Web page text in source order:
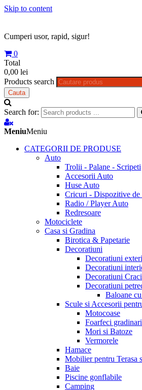
Skip to content
Cumperi usor, rapid, sigur!
0
Total
0,00 lei
Products search
Cauta
Search for:
MeniuMeniu
CATEGORII DE PRODUSE
Auto
Trolii - Palane - Scripeti
Accesorii Auto
Huse Auto
Cricuri - Dispozitive de
Radio / Player Auto
Redresoare
Motociclete
Casa si Gradina
Birotica & Papetarie
Decoratiuni
Decoratiuni
Decoratiuni
Decoratiuni
Decoratiuni
Baloane
Scule si Accesorii
Motocoase
Foarfeci
Mori si Batoze
Vermorele
Hamace
Mobilier pentru Terasa
Baie
Piscine gonflabile
Camping